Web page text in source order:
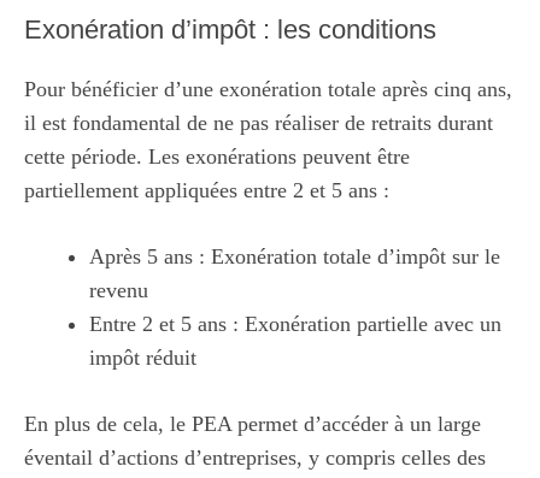
Exonération d’impôt : les conditions
Pour bénéficier d’une exonération totale après cinq ans,
il est fondamental de ne pas réaliser de retraits durant
cette période. Les exonérations peuvent être
partiellement appliquées entre 2 et 5 ans :
Après 5 ans : Exonération totale d’impôt sur le
revenu
Entre 2 et 5 ans : Exonération partielle avec un
impôt réduit
En plus de cela, le PEA permet d’accéder à un large
éventail d’actions d’entreprises, y compris celles des